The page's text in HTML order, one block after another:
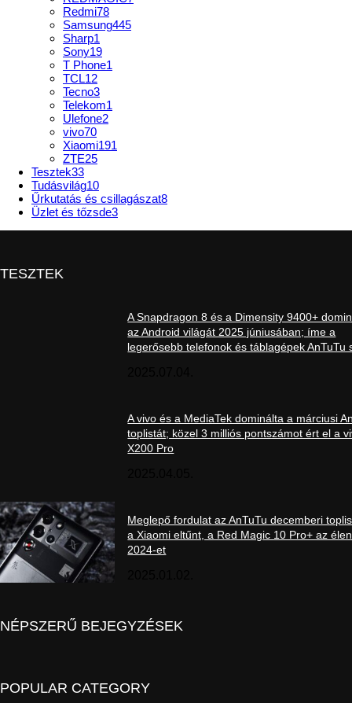
Redmi78
Samsung445
Sharp1
Sony19
T Phone1
TCL12
Tecno3
Telekom1
Ulefone2
vivo70
Xiaomi191
ZTE25
Tesztek33
Tudásvilág10
Űrkutatás és csillagászat8
Üzlet és tőzsde3
TESZTEK
A Snapdragon 8 és a Dimensity 9400+
az Android világát 2025 júniusában; íme a
legerősebb telefonok és táblagépek AnTuTu
A vivo és a MediaTek dominálta a márciusi
toplistát; közel 3 milliós pontszámot ért el a
X200 Pro
Meglepő fordulat az AnTuTu decemberi
a Xiaomi eltűnt, a Red Magic 10 Pro+ az
2024-et
NÉPSZERŰ BEJEGYZÉSEK
POPULAR CATEGORY